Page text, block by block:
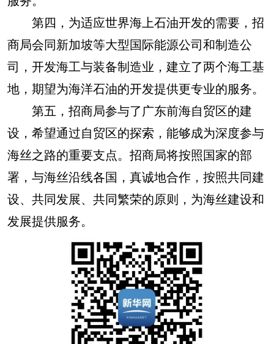
第四，为适应世界海上石油开发的需要，招
商局会同新加坡等大型国际能源公司和制造公
司，开发海工与装备制造业，建立了两个海工基
地，期望为海洋石油的开发提供更专业的服务。
第五，招商局参与了广东前海自贸区的建
设，希望通过自贸区的探索，能够成为深度参与
海丝之路的重要支点。招商局将按照国家的部
署，与海丝沿线各国，真诚地合作，按照共同建
设、共同发展、共同繁荣的原则，为海丝建设和
发展提供服务。